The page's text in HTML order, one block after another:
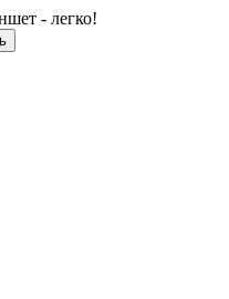
- легко!